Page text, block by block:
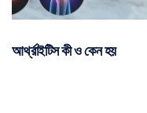
আর্থ্রাইটিস কী ও কেন হয়